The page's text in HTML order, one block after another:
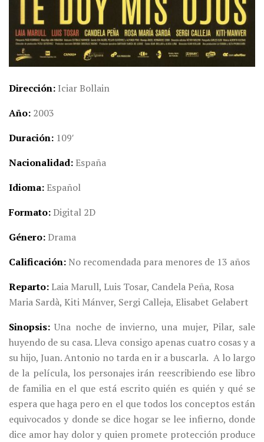
Dirección Iciar Bollain
Año 2003
Duración 109′
Nacionalidad España
Idioma Español
Formato Digital 2D
Género Drama
Calificación No recomendada para menores de 13 años
Reparto Laia Marull, Luis Tosar, Candela Peña, Rosa
Maria Sardà, Kiti Mánver, Sergi Calleja, Elisabet Gelabert
Sinopsis Una noche de invierno, una mujer, Pilar, sale
huyendo de su casa. Lleva consigo apenas cuatro cosas y a
su hijo, Juan. Antonio no tarda en ir a buscarla. A lo largo
de la película, los personajes irán reescribiendo ese libro
de familia en el que está escrito quién es quién y qué se
espera que haga pero en el que todos los conceptos están
equivocados y donde se dice hogar se lee infierno, donde
dice amor hay dolor y quien promete protección produce